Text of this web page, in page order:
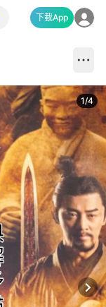
下載App
1/4